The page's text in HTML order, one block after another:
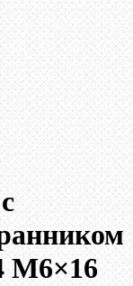
М6×16